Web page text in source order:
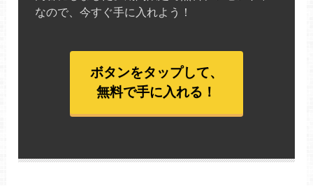
なので、今すぐ手に入れよう！
ボタンをタップして、
無料で手に入れる！